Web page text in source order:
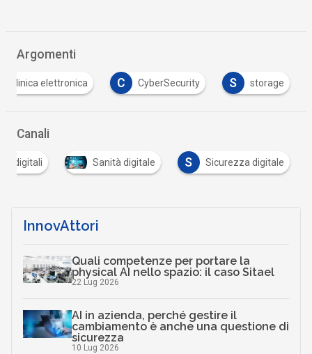
Argomenti
clinica elettronica C CyberSecurity S storage
Canali
digitali Sanità digitale S Sicurezza digitale
InnovAttori
Quali competenze per portare la
physical AI nello spazio: il caso Sitael
22 Lug 2026
AI in azienda, perché gestire il
cambiamento è anche una questione di
sicurezza
10 Lug 2026